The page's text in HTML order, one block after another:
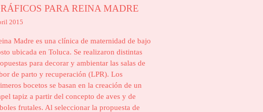
PARA REINA MADRE
2015
Madre es una clínica de maternidad de bajo
ubicada en Toluca. Se realizaron distintas
para decorar y ambientar las salas de
de parto y recuperación (LPR). Los
bocetos se basan en la creación de un
tapiz a partir del concepto de aves y de
frutales. Al seleccionar la propuesta de